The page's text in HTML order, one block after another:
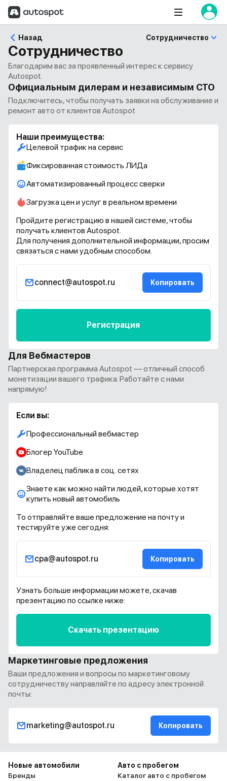
Назад Сотрудничество
Сотрудничество
Благодарим вас за проявленный интерес к сервису
Autospot.
Официальным дилерам и независимым СТО
Подключитесь, чтобы получать заявки на обслуживание и
ремонт авто от клиентов Autospot
Наши преимущества:
Целевой трафик на сервис
Фиксированная стоимость ЛИДа
Автоматизированный процесс сверки
Загрузка цен и услуг в реальном времени
Пройдите регистрацию в нашей системе, чтобы
получать клиентов Autospot.
Для получения дополнительной информации, просим
связаться с нами удобным способом.
connect@autospot.ru Копировать
Регистрация
Для Вебмастеров
Партнерская программа Autospot — отличный способ
монетизации вашего трафика. Работайте с нами
напрямую!
Если вы:
Профессиональный вебмастер
Блогер YouTube
Владелец паблика в соц. сетях
Знаете как можно найти людей, которые хотят
купить новый автомобиль
То отправляйте ваше предложение на почту и
тестируйте уже сегодня:
cpa@autospot.ru Копировать
Узнать больше информации можете, скачав
презентацию по ссылке ниже:
Скачать презентацию
Маркетинговые предложения
Ваши предложения и вопросы по маркетинговому
сотрудничеству направляйте по адресу электронной
почты:
marketing@autospot.ru Копировать
Новые автомобили
Бренды
Авто с пробегом
Каталог авто с пробегом